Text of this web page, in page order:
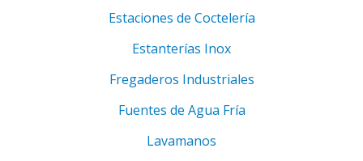
Estaciones de Coctelería
Estanterías Inox
Fregaderos Industriales
Fuentes de Agua Fría
Lavamanos